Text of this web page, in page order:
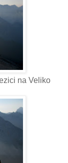
na Veliko